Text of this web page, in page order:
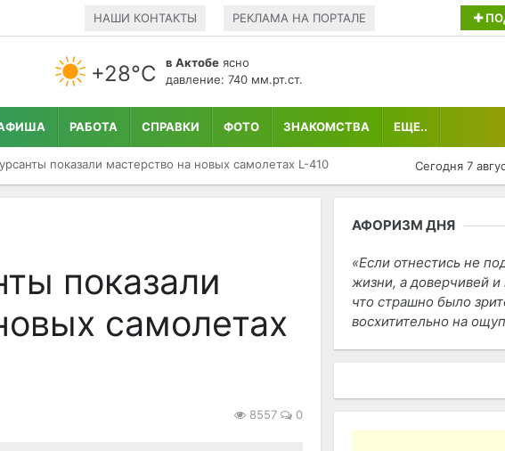
НАШИ КОНТАКТЫ РЕКЛАМА НА ПОРТАЛЕ
+28°С в Актобе ясно
давление: 740 мм.рт.ст.
РАБОТА СПРАВКИ ФОТО ЗНАКОМСТВА ЕЩЕ..
показали мастерство на новых самолетах L-410 Сегодня 7
показали
самолетах
8557 0
АФОРИЗМ ДНЯ
Если отнестись не
жизни, а доверчивей
что страшно было
восхитительно на